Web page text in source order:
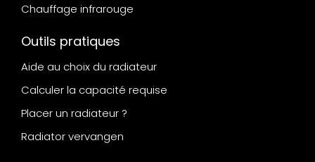
Chauffage infrarouge
Outils pratiques
Aide au choix du radiateur
Calculer la capacité requise
Placer un radiateur ?
Radiator vervangen